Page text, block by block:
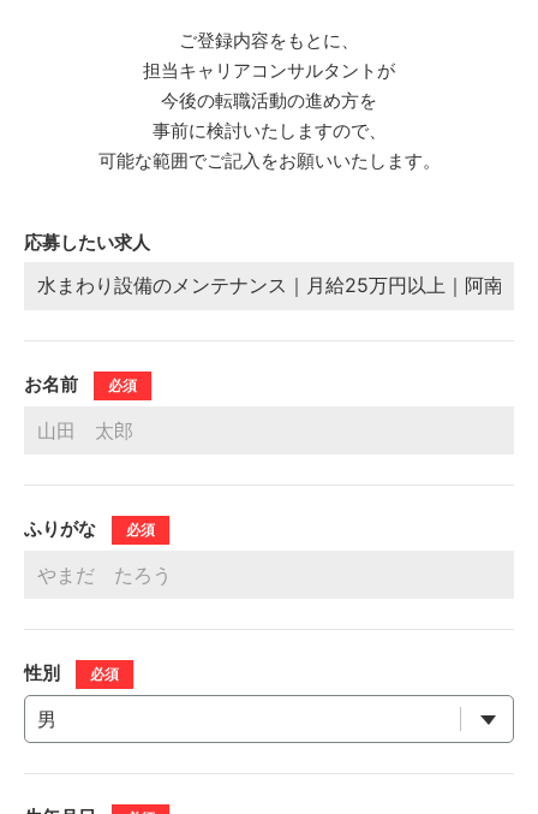
ご登録内容をもとに、
担当キャリアコンサルタントが
今後の転職活動の進め⽅を
事前に検討いたしますので、
可能な範囲でご記⼊をお願いいたします。
応募したい求人
お名前 必須
ふりがな 必須
性別 必須